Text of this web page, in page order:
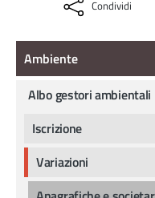
Condividi
Ambiente
Ambiente
Albo gestori ambientali
Iscrizione
Variazioni